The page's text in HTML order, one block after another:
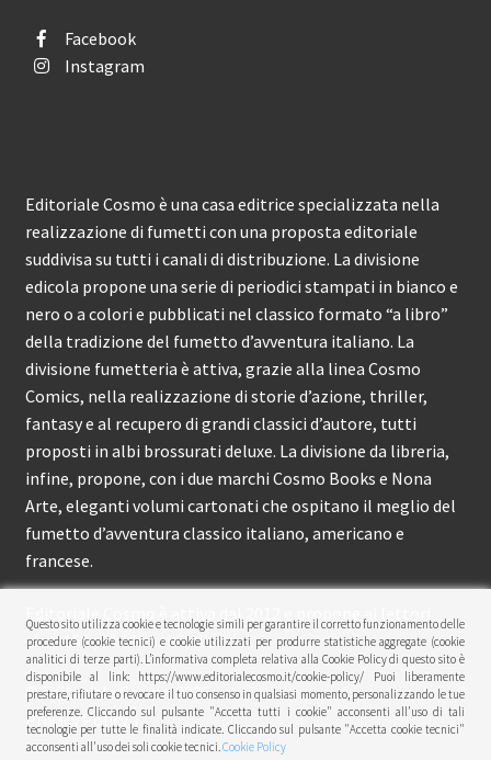
Facebook
Instagram
Editoriale Cosmo è una casa editrice specializzata nella
realizzazione di fumetti con una proposta editoriale
suddivisa su tutti i canali di distribuzione. La divisione
edicola propone una serie di periodici stampati in bianco e
nero o a colori e pubblicati nel classico formato “a libro”
della tradizione del fumetto d’avventura italiano. La
divisione fumetteria è attiva, grazie alla linea Cosmo
Comics, nella realizzazione di storie d’azione, thriller,
fantasy e al recupero di grandi classici d’autore, tutti
proposti in albi brossurati deluxe. La divisione da libreria,
infine, propone, con i due marchi Cosmo Books e Nona
Arte, eleganti volumi cartonati che ospitano il meglio del
fumetto d’avventura classico italiano, americano e
francese.
circa 150 pubblicazioni l’anno.
© Editoriale Cosmo 2026
Privacy Policy
Questo sito utilizza cookie e tecnologie simili per garantire il corretto funzionamento delle
procedure (cookie tecnici) e cookie utilizzati per produrre statistiche aggregate (cookie
analitici di terze parti). L’informativa completa relativa alla Cookie Policy di questo sito è
disponibile al link: https://www.editorialecosmo.it/cookie-policy/ Puoi liberamente
prestare, rifiutare o revocare il tuo consenso in qualsiasi momento, personalizzando le tue
preferenze. Cliccando sul pulsante "Accetta tutti i cookie" acconsenti all'uso di tali
tecnologie per tutte le finalità indicate. Cliccando sul pulsante "Accetta cookie tecnici"
acconsenti all'uso dei soli cookie tecnici.Cookie Policy